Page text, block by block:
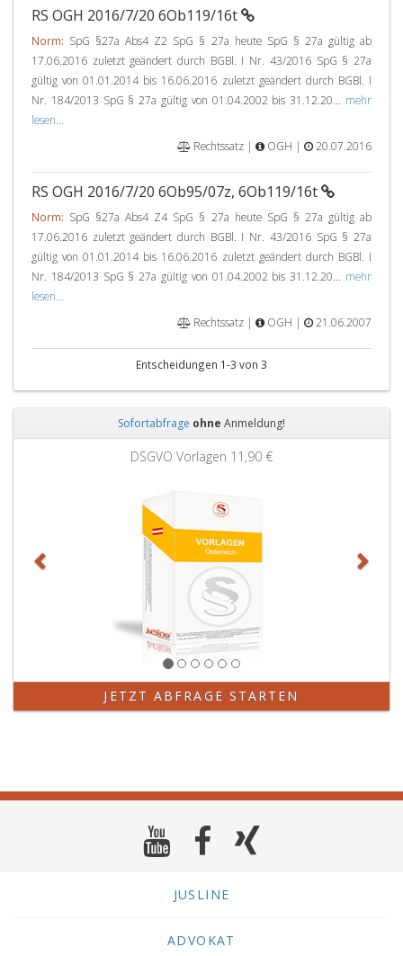
RS OGH 2016/7/20 6Ob119/16t
Norm: SpG §27a Abs4 Z2 SpG § 27a heute SpG § 27a gültig ab
17.06.2016 zuletzt geändert durch BGBl. I Nr. 43/2016 SpG § 27a
gültig von 01.01.2014 bis 16.06.2016 zuletzt geändert durch BGBl. I
Nr. 184/2013 SpG § 27a gültig von 01.04.2002 bis 31.12.20... mehr
lesen...
Rechtssatz |
OGH | 20.07.2016
RS OGH 2016/7/20 6Ob95/07z, 6Ob119/16t
Norm: SpG §27a Abs4 Z4 SpG § 27a heute SpG § 27a gültig ab
17.06.2016 zuletzt geändert durch BGBl. I Nr. 43/2016 SpG § 27a
gültig von 01.01.2014 bis 16.06.2016 zuletzt geändert durch BGBl. I
Nr. 184/2013 SpG § 27a gültig von 01.04.2002 bis 31.12.20... mehr
lesen...
Rechtssatz |
OGH | 21.06.2007
Entscheidungen 1-3 von 3
Sofortabfrage ohne Anmeldung!
DSGVO Vorlagen 11,90 €
JETZT ABFRAGE STARTEN
JUSLINE
ADVOKAT